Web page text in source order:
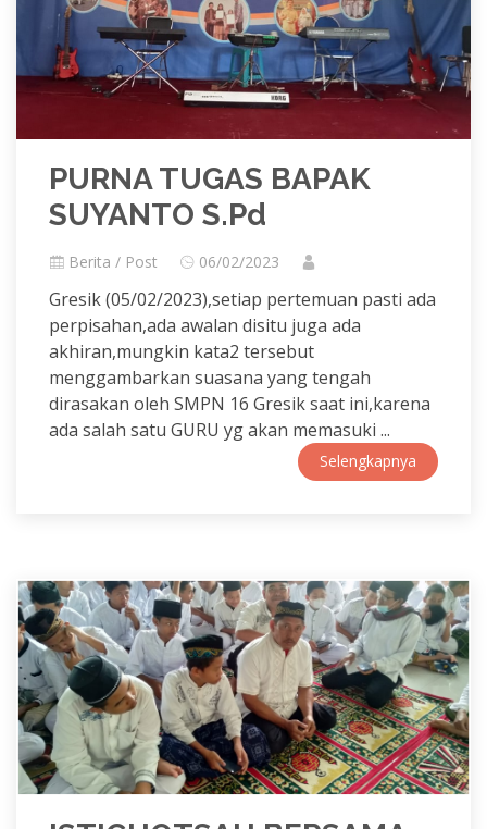
PURNA TUGAS BAPAK
SUYANTO S.Pd
Berita / Post 06/02/2023
Gresik (05/02/2023),setiap pertemuan pasti ada
perpisahan,ada awalan disitu juga ada
akhiran,mungkin kata2 tersebut
menggambarkan suasana yang tengah
dirasakan oleh SMPN 16 Gresik saat ini,karena
ada salah satu GURU yg akan memasuki ...
Selengkapnya